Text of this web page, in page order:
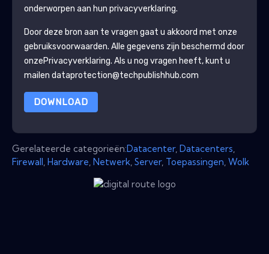
onderworpen aan hun privacyverklaring.
Door deze bron aan te vragen gaat u akkoord met onze
gebruiksvoorwaarden. Alle gegevens zijn beschermd door
onzePrivacyverklaring. Als u nog vragen heeft, kunt u
mailen dataprotection@techpublishhub.com
DOWNLOAD
Gerelateerde categorieën:Datacenter, Datacenters
Firewall Hardware Netwerk Server, Toepassingen Wolk